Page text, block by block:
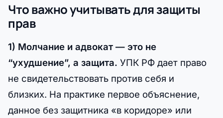
Что важно учитывать для защиты
прав
1) Молчание и адвокат — это не
“ухудшение”, а защита. УПК РФ дает право
не свидетельствовать против себя и
близких. На практике первое объяснение,
данное без защитника «в коридоре» или